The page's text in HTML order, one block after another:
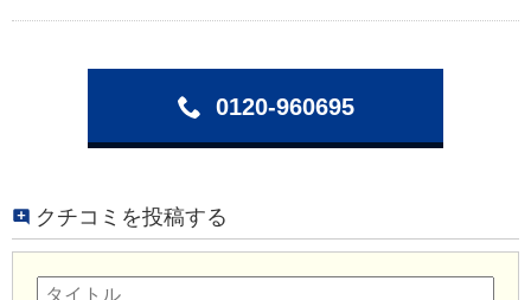
0120-960695
クチコミを投稿する